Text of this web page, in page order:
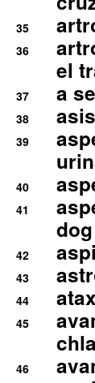
35
36
el
37 a
38
39
40
41
42
43
44
45
46